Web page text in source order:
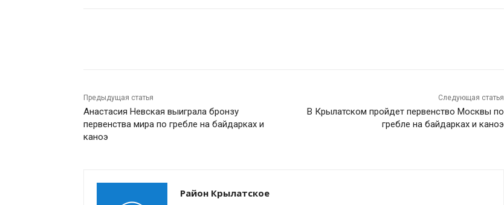
Предыдущая статья
Анастасия Невская выиграла бронзу
первенства мира по гребле на байдарках и
каноэ
Следующая статья
В Крылатском пройдет первенство Москвы по
гребле на байдарках и каноэ
Район Крылатское